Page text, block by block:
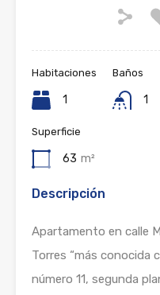
Habitaciones
1
Baños
1
Superficie
63 m²
Descripción
Apartamento en calle
Torres “más conocida
número 11, segunda